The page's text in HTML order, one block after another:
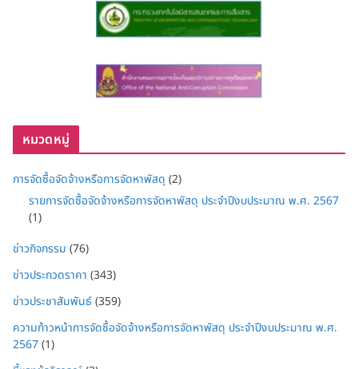
หมวดหมู่
การจัดซื้อจัดจ้างหรือการจัดหาพัสดุ (2)
รายการจัดซื้อจัดจ้างหรือการจัดหาพัสดุ ประจำปีงบประมาณ พ.ศ. 2567
(1)
ข่าวกิจกรรม (76)
ข่าวประกวดราคา (343)
ข่าวประชาสัมพันธ์(359)
ความก้าวหน้าการจัดซื้อจัดจ้างหรือการจัดหาพัสดุ ประจำปีงบประมาณ พ.ศ.
2567(1)